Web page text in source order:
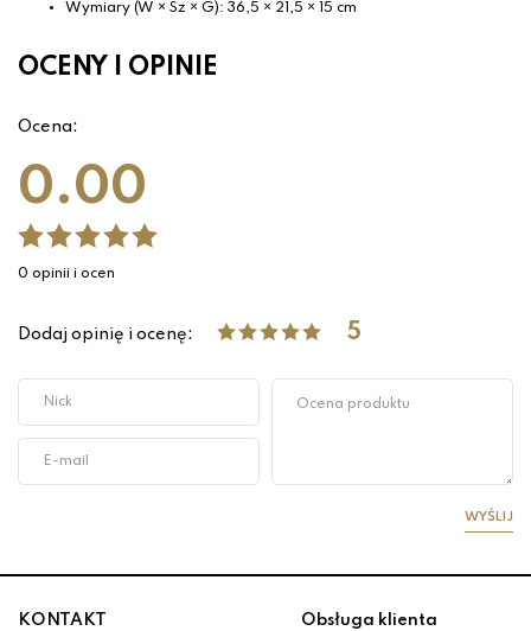
Wymiary (W × Sz × G): 36,5 × 21,5 × 15 cm
OCENY I OPINIE
Ocena:
0.00
0 opinii i ocen
Dodaj opinię i ocenę: 5
WYŚLIJ
KONTAKT Obsługa klienta